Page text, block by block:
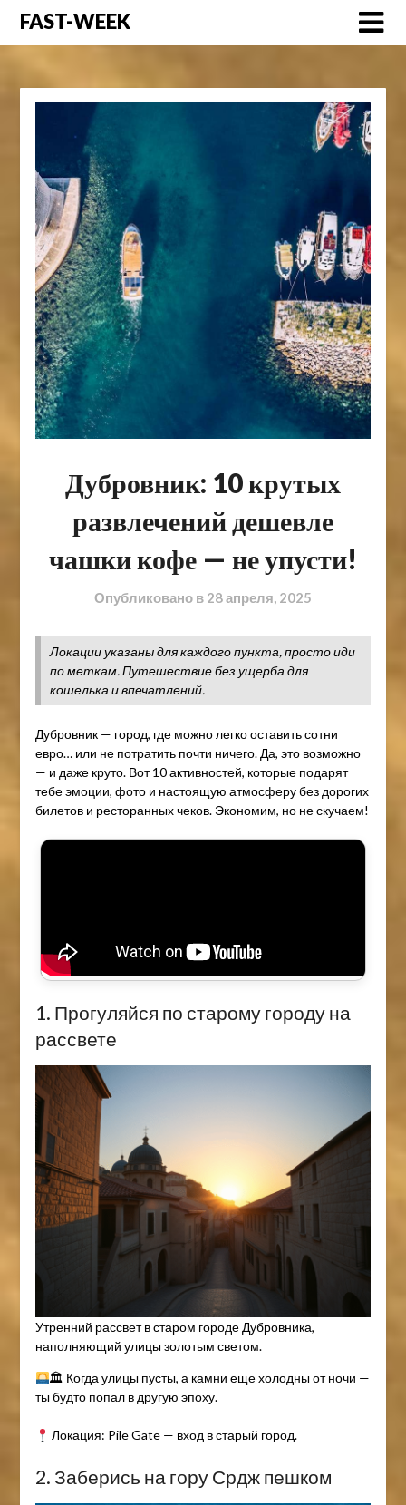
Перейти
FAST-WEEK
Дубровник: 10 крутых
развлечений дешевле
чашки кофе — не упусти!
Опубликовано в 28 апреля, 2025
Локации указаны для каждого пункта, просто иди
по меткам. Путешествие без ущерба для
кошелька и впечатлений.
Дубровник — город, где можно легко оставить сотни
евро… или не потратить почти ничего. Да, это возможно
— и даже круто. Вот 10 активностей, которые подарят
тебе эмоции, фото и настоящую атмосферу без дорогих
билетов и ресторанных чеков. Экономим, но не скучаем!
1. Прогуляйся по старому городу на
рассвете
Утренний рассвет в старом городе Дубровника,
наполняющий улицы золотым светом.
🏛 Когда улицы пусты, а камни еще холодны от ночи —
ты будто попал в другую эпоху.
Локация: Pile Gate — вход в старый город.
2. Заберись на гору Срдж пешком